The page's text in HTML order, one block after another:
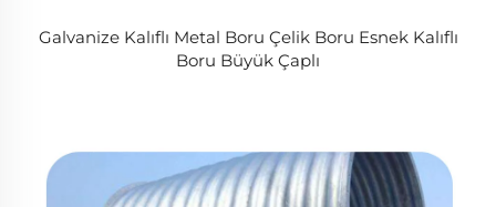
Galvanize Kalıflı Metal Boru Çelik Boru Esnek Kalıflı
Boru Büyük Çaplı